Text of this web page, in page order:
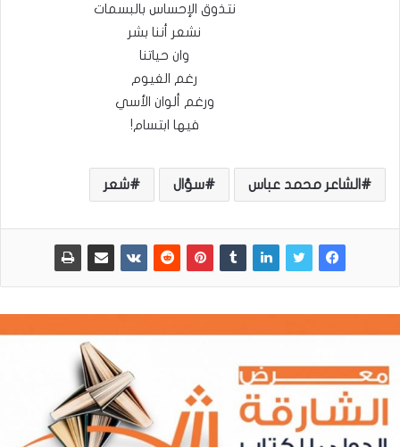
نتذوق الإحساس بالبسمات
نشعر أننا بشر
وان حياتنا
رغم الغيوم
ورغم ألوان الأسي
فيها ابتسام!
الشاعر محمد عباس سؤال شعر